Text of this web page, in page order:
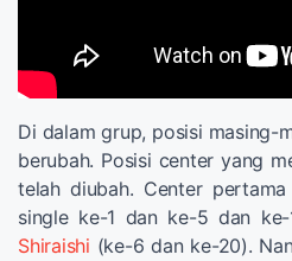
Di dalam grup, posisi masing-
berubah. Posisi center yang
telah diubah. Center pertama
single ke-1 dan ke-5 dan
Shiraishi (ke-6 dan ke-20).